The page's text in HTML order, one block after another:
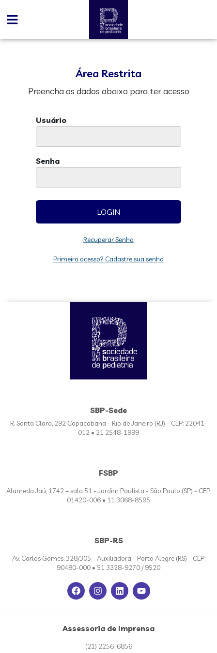
Área Restrita
Preencha os dados abaixo para ter acesso
Usuário
Senha
Recuperar Senha
Primeiro acesso? Cadastre sua senha
SBP-Sede
R. Santa Clara, 292 Copacabana - Rio de Janeiro (RJ) - CEP: 22041-
012 • 21 2548-1999
FSBP
Alameda Jaú, 1742 – sala 51 - Jardim Paulista - São Paulo (SP) - CEP:
01420-006 • 11 3068-8595
SBP-RS
Av. Carlos Gomes, 328/305 - Auxiliadora - Porto Alegre (RS) - CEP:
90480-000 • 51 3328-9270 / 9520
Assessoria de Imprensa
(21) 2256-6856